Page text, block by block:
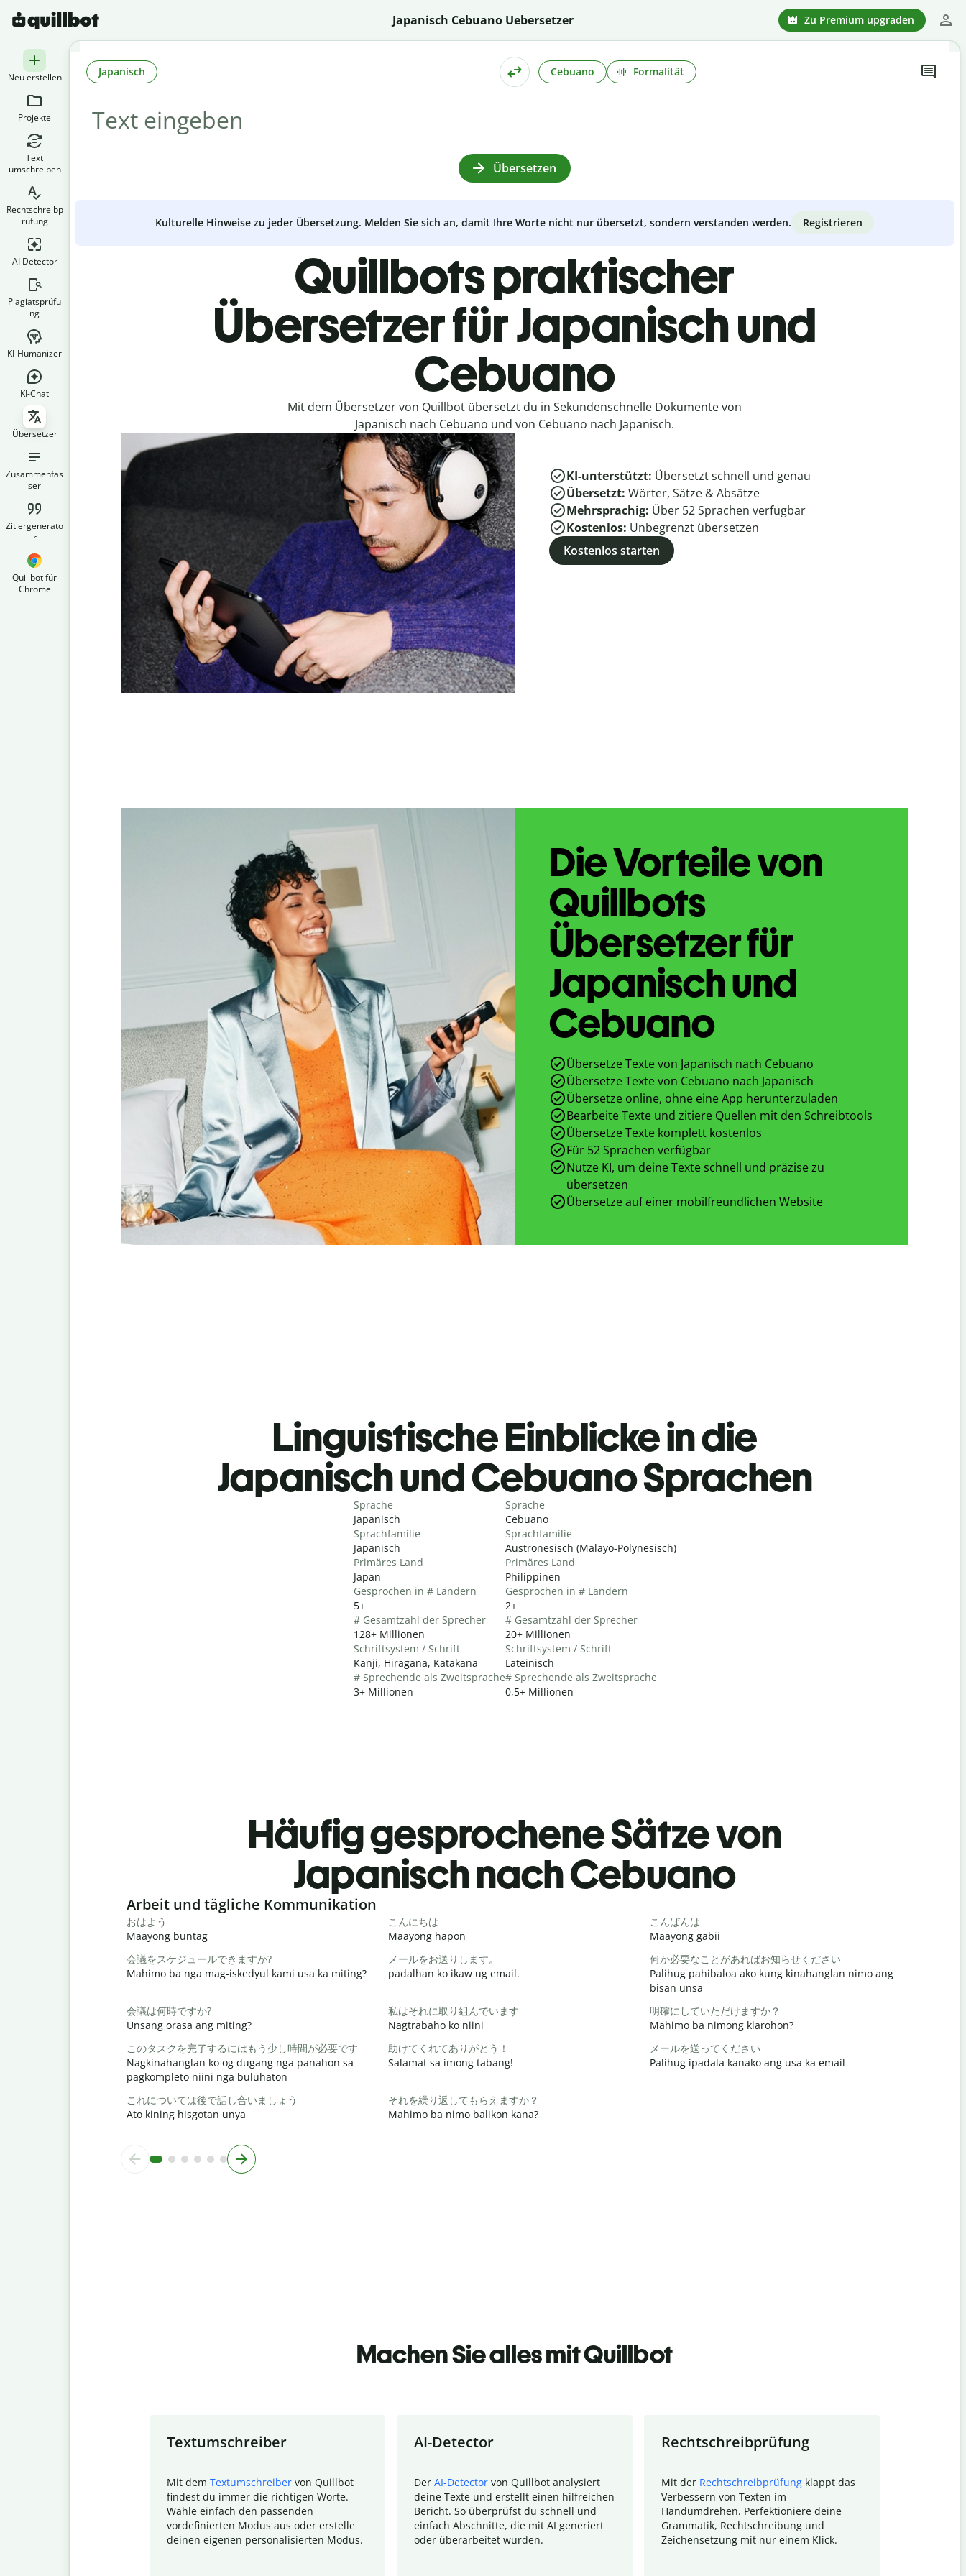
Japanisch Cebuano Uebersetzer Zu Premium upgraden
Neu erstellen
Projekte
Text
umschreiben
Rechtschreibp
rüfung
AI Detector
Plagiatsprüfu
ng
KI-Humanizer
KI-Chat
Übersetzer
Zusammenfas
ser
Zitiergenerato
r
Quillbot für
Chrome
Japanisch Cebuano Formalität
Übersetzen
Kulturelle Hinweise zu jeder Übersetzung. Melden Sie sich an, damit Ihre Worte nicht nur übersetzt, sondern verstanden werden. Registrieren
Quillbots praktischer
Übersetzer für Japanisch und
Cebuano
Mit dem Übersetzer von Quillbot übersetzt du in Sekundenschnelle Dokumente von
Japanisch nach Cebuano und von Cebuano nach Japanisch.
KI-unterstützt: Übersetzt schnell und genau
Übersetzt: Wörter, Sätze & Absätze
Mehrsprachig: Über 52Sprachen verfügbar
Kostenlos: Unbegrenzt übersetzen
Kostenlos starten
Die Vorteile von
Quillbots
Übersetzer für
Japanisch und
Cebuano
Übersetze Texte von Japanisch nach Cebuano
Übersetze Texte von Cebuano nach Japanisch
Übersetze online, ohne eine App herunterzuladen
Bearbeite Texte und zitiere Quellen mit den Schreibtools
Übersetze Texte komplett kostenlos
Für 52 Sprachen verfügbar
Nutze KI, um deine Texte schnell und präzise zu
übersetzen
Übersetze auf einer mobilfreundlichen Website
Linguistische Einblicke in die
Japanisch und Cebuano Sprachen
Sprache
Japanisch
Sprachfamilie
Japanisch
Primäres Land
Japan
Gesprochen in # Ländern
5+
# Gesamtzahl der Sprecher
128+ Millionen
Schriftsystem / Schrift
Kanji, Hiragana, Katakana
# Sprechende als Zweitsprache
3+ Millionen
Sprache
Cebuano
Sprachfamilie
Austronesisch (Malayo-Polynesisch)
Primäres Land
Philippinen
Gesprochen in # Ländern
2+
# Gesamtzahl der Sprecher
20+ Millionen
Schriftsystem / Schrift
Lateinisch
# Sprechende als Zweitsprache
0,5+ Millionen
Häufig gesprochene Sätze von
Japanisch nach Cebuano
Slide 1 of 6
Arbeit und tägliche Kommunikation
おはよう
Maayong buntag
こんにちは
Maayong hapon
こんばんは
Maayong gabii
会議をスケジュールできますか?
Mahimo ba nga mag-iskedyul kami usa ka miting?
メールをお送りします。
padalhan ko ikaw ug email.
何か必要なことがあればお知らせください
Palihug pahibaloa ako kung kinahanglan nimo ang
bisan unsa
会議は何時ですか?
Unsang orasa ang miting?
私はそれに取り組んでいます
Nagtrabaho ko niini
明確にしていただけますか？
Mahimo ba nimong klarohon?
このタスクを完了するにはもう少し時間が必要です
Nagkinahanglan ko og dugang nga panahon sa
pagkompleto niini nga buluhaton
助けてくれてありがとう！
Salamat sa imong tabang!
メールを送ってください
Palihug ipadala kanako ang usa ka email
これについては後で話し合いましょう
Ato kining hisgotan unya
それを繰り返してもらえますか？
Mahimo ba nimo balikon kana?
Machen Sie alles mit Quillbot
Textumschreiber
Mit dem Textumschreiber von Quillbot
findest du immer die richtigen Worte.
Wähle einfach den passenden
vordefinierten Modus aus oder erstelle
deinen eigenen personalisierten Modus.
AI-Detector
Der AI-Detector von Quillbot analysiert
deine Texte und erstellt einen hilfreichen
Bericht. So überprüfst du schnell und
einfach Abschnitte, die mit AI generiert
oder überarbeitet wurden.
Rechtschreibprüfung
Mit der Rechtschreibprüfung klappt das
Verbessern von Texten im
Handumdrehen. Perfektioniere deine
Grammatik, Rechtschreibung und
Zeichensetzung mit nur einem Klick.